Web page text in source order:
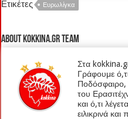
Ετικέτες Ευρωλίγκα
About kokkina.gr TEAM
Στα
Γράφουμε
Ποδόσφαιρο,
του
και ό,τι
ειλικρινά